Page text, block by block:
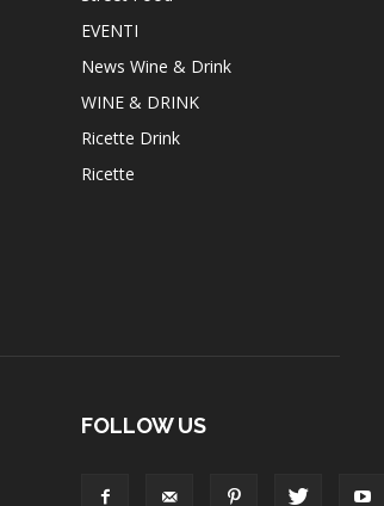
EVENTI
News Wine & Drink
WINE & DRINK
Ricette Drink
Ricette
FOLLOW US